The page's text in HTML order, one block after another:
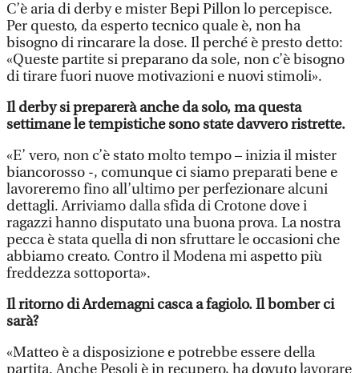
C’è aria di derby e mister Bepi Pillon lo percepisce.
Per questo, da esperto tecnico quale è, non ha
bisogno di rincarare la dose. Il perché è presto detto:
«Queste partite si preparano da sole, non c’è bisogno
di tirare fuori nuove motivazioni e nuovi stimoli».
Il derby si preparerà anche da solo, ma questa
settimane le tempistiche sono state davvero ristrette.
«E’ vero, non c’è stato molto tempo – inizia il mister
biancorosso -, comunque ci siamo preparati bene e
lavoreremo fino all’ultimo per perfezionare alcuni
dettagli. Arriviamo dalla sfida di Crotone dove i
ragazzi hanno disputato una buona prova. La nostra
pecca è stata quella di non sfruttare le occasioni che
abbiamo creato. Contro il Modena mi aspetto più
freddezza sottoporta».
Il ritorno di Ardemagni casca a fagiolo. Il bomber ci
sarà?
«Matteo è a disposizione e potrebbe essere della
partita. Anche Pesoli è in recupero, ha dovuto lavorare